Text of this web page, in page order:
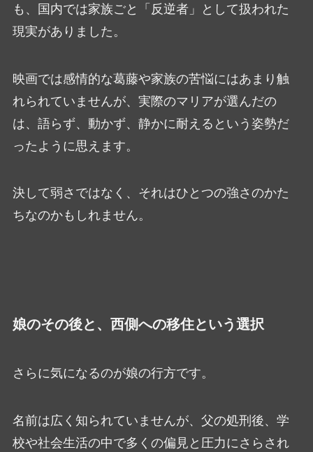
も、国内では家族ごと「反逆者」として扱われた
現実がありました。
映画では感情的な葛藤や家族の苦悩にはあまり触
れられていませんが、実際のマリアが選んだの
は、語らず、動かず、静かに耐えるという姿勢だ
ったように思えます。
決して弱さではなく、それはひとつの強さのかた
ちなのかもしれません。
娘のその後と、西側への移住という選択
さらに気になるのが娘の行方です。
名前は広く知られていませんが、父の処刑後、学
校や社会生活の中で多くの偏見と圧力にさらされ